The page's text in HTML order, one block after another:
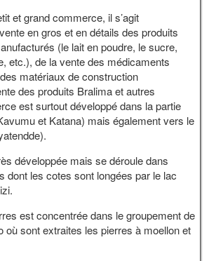
et grand commerce, il s’agit
en gros et en détails des produits
(le lait en poudre, le sucre,
etc.), de la vente des médicaments
matériaux de construction
des produits Bralima et autres
est surtout développé dans la partie
et Katana) mais également vers le
développée mais se déroule dans
dont les cotes sont longées par le lac
est concentrée dans le groupement de
où sont extraites les pierres à moellon et